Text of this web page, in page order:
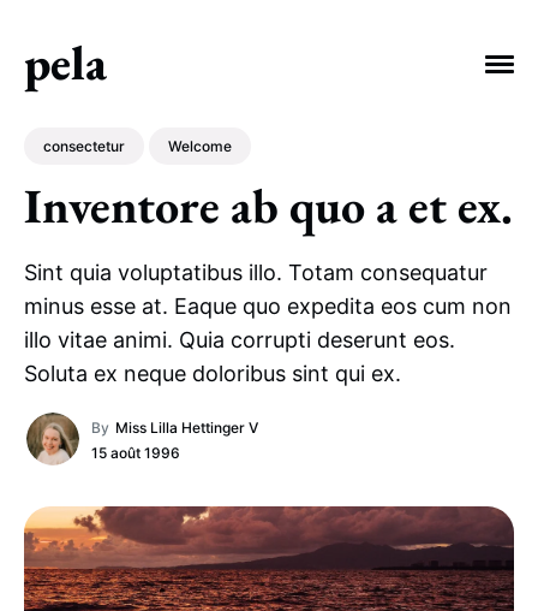
pela
consectetur Welcome
Inventore ab quo a et ex.
Sint quia voluptatibus illo. Totam consequatur
minus esse at. Eaque quo expedita eos cum non
illo vitae animi. Quia corrupti deserunt eos.
Soluta ex neque doloribus sint qui ex.
By Miss Lilla Hettinger V
15 août 1996
debitis consectetur Welcome
voluptatibus vero officiis